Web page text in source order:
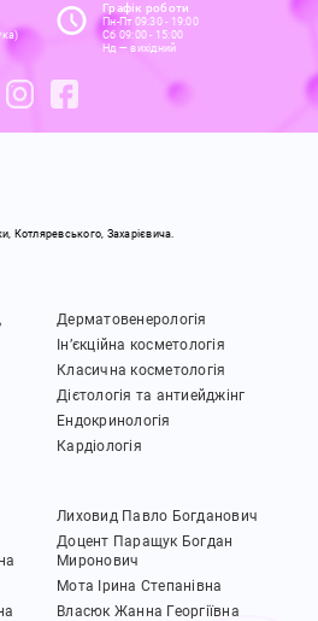
Графік роботи
Пн-Пт 09:30 - 19:00
Сб 09:00 - 15:00
Нд — вихідний
Котляревського, Захарієвича.
Дерматовенерологія
Ін’єкційна косметологія
Класична косметологія
Дієтологія та антиейджінг
Ендокринологія
Кардіологія
Лиховид Павло Богданович
Доцент Паращук Богдан
Миронович
Мота Ірина Степанівна
Власюк Жанна Георгіївна